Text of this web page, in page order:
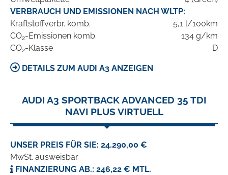
VERBRAUCH UND EMISSIONEN NACH WLTP:
Kraftstoffverbr. komb.
5,1 l/100km
CO2-Emissionen komb.
134 g/km
CO2-Klasse D
DETAILS ZUM AUDI A3 ANZEIGEN
AUDI A3 SPORTBACK ADVANCED 35 TDI
NAVI PLUS VIRTUELL
UNSER PREIS FÜR SIE: 24.290,00 €
MwSt. ausweisbar
FINANZIERUNG AB.: 246,22 € MTL.